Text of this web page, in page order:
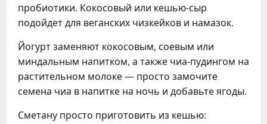
пробиотики. Кокосовый или кешью-сыр
подойдет для веганских чизкейков и намазок.
Йогурт заменяют кокосовым, соевым или
миндальным напитком, а также чиа-пудингом на
растительном молоке — просто замочите
семена чиа в напитке на ночь и добавьте ягоды.
Сметану просто приготовить из кешью: